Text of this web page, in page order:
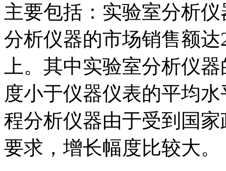
主要包括：实验室分析
分析仪器的市场销售额
上。其中实验室分析仪
度小于仪器仪表的平均
程分析仪器由于受到国
要求，增长幅度比较大。